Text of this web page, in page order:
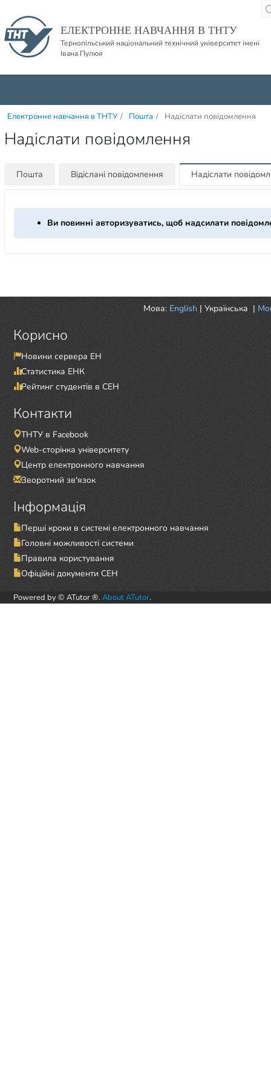
ЕЛЕКТРОННЕ НАВЧАННЯ В ТНТУ
Тернопільський національний технічний університет імені
Івана Пулюя
Електронне навчання в ТНТУ / Пошта / Надіслати повідомлення
Надіслати повідомлення
Пошта Відіслані повідомлення Надіслати
Ви повинні авторизуватись, щоб надсилати
Мова: English | Українська |
Корисно
Новини сервера ЕН
Статистика ЕНК
Рейтинг студентів в СЕН
Контакти
ТНТУ в Facebook
Web-сторінка університету
Центр електронного навчання
Зворотний зв'язок
Інформація
Перші кроки в системі електронного навчання
Головні можливості системи
Правила користування
Офіційні документи СЕН
Powered by © ATutor ®. About ATutor.